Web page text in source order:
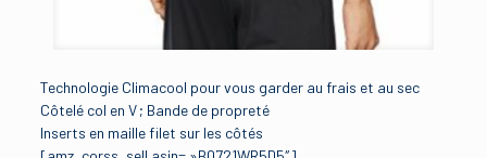
Technologie Climacool pour vous garder au frais et au sec
Côtelé col en V ; Bande de propreté
Inserts en maille filet sur les côtés